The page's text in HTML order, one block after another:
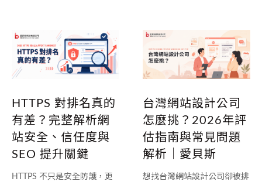
HTTPS 對排名真的
有差？完整解析網
站安全、信任度與
SEO 提升關鍵
HTTPS 不只是安全防護，更
台灣網站設計公司
怎麼挑？2026年評
估指南與常見問題
解析｜愛貝斯
想找台灣網站設計公司卻被排